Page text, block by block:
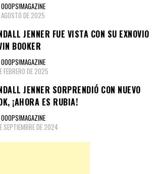
AGOSTO DE 2025
JENNER FUE VISTA CON SU EXNOVIO
BOOKER
FEBRERO DE 2025
JENNER SORPRENDIÓ CON NUEVO
¡AHORA ES RUBIA!
SEPTIEMBRE DE 2024